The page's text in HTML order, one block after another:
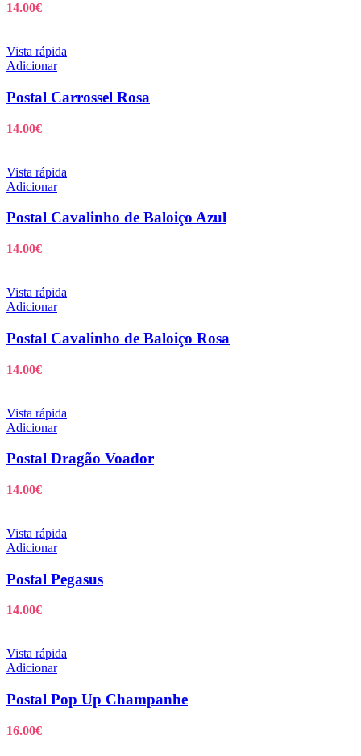
14.00€
Vista rápida
Adicionar
Postal Carrossel Rosa
14.00€
Vista rápida
Adicionar
Postal Cavalinho de Baloiço Azul
14.00€
Vista rápida
Adicionar
Postal Cavalinho de Baloiço Rosa
14.00€
Vista rápida
Adicionar
Postal Dragão Voador
14.00€
Vista rápida
Adicionar
Postal Pegasus
14.00€
Vista rápida
Adicionar
Postal Pop Up Champanhe
16.00€